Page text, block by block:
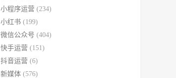
小程序运营 (234)
小红书 (199)
微信公众号 (404)
快手运营 (151)
抖音运营 (6)
新媒体 (576)